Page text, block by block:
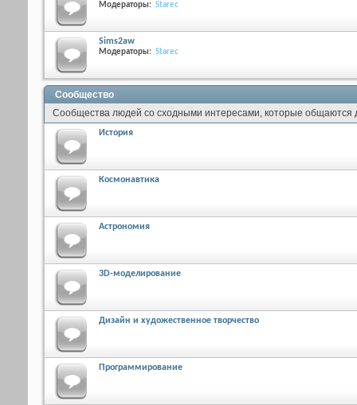
Модераторы: Starec
Sims2aw
Модераторы: Starec
Сообщество
Сообщества людей со сходными интересами, которые общаются
История
Космонавтика
Астрономия
3D-моделирование
Дизайн и художественное творчество
Программирование